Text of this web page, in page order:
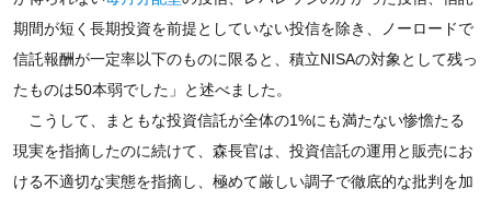
期間が短く長期投資を前提としていない投信を除き、ノーロードで
信託報酬が一定率以下のものに限ると、積立NISAの対象として残っ
たものは50本弱でした」と述べました。
こうして、まともな投資信託が全体の1%にも満たない惨憺たる
現実を指摘したのに続けて、森長官は、投資信託の運用と販売にお
ける不適切な実態を指摘し、極めて厳しい調子で徹底的な批判を加